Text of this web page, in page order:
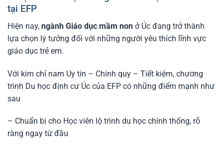
tại EFP
Hiện nay, ngành Giáo dục mầm non ở Úc đang trở thành
lựa chọn lý tưởng đối với những người yêu thích lĩnh vực
giáo dục trẻ em.
Với kim chỉ nam Uy tín – Chính quy – Tiết kiệm, chương
trình Du học định cư Úc của EFP có những điểm mạnh như
sau
– Chuẩn bị cho Học viên lộ trình du học chính thống, rõ
ràng ngay từ đầu